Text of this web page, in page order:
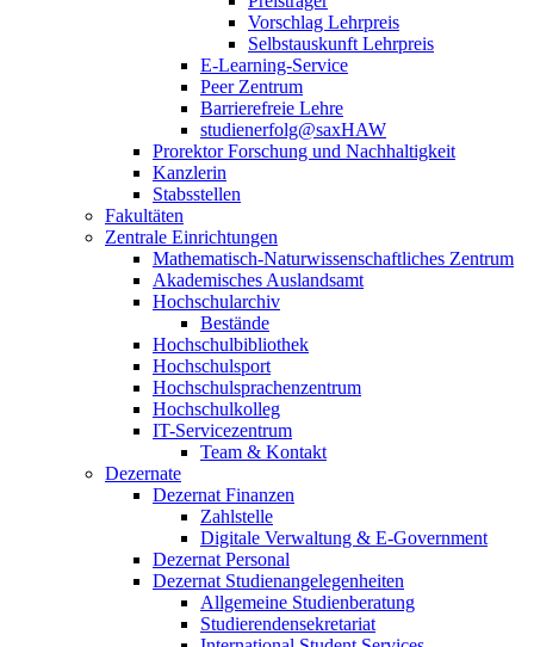
Vorschlag Lehrpreis
Selbstauskunft Lehrpreis
E-Learning-Service
Peer Zentrum
Barrierefreie Lehre
studienerfolg@saxHAW
Prorektor Forschung und Nachhaltigkeit
Kanzlerin
Stabsstellen
Fakultäten
Zentrale Einrichtungen
Mathematisch-Naturwissenschaftliches Zentrum
Akademisches Auslandsamt
Hochschularchiv
Bestände
Hochschulbibliothek
Hochschulsport
Hochschulsprachenzentrum
Hochschulkolleg
IT-Servicezentrum
Team & Kontakt
Dezernate
Dezernat Finanzen
Zahlstelle
Digitale Verwaltung & E-Government
Dezernat Personal
Dezernat Studienangelegenheiten
Allgemeine Studienberatung
Studierendensekretariat